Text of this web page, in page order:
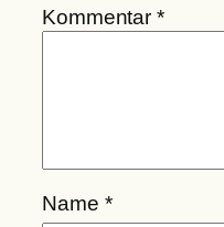
Kommentar*
Name *